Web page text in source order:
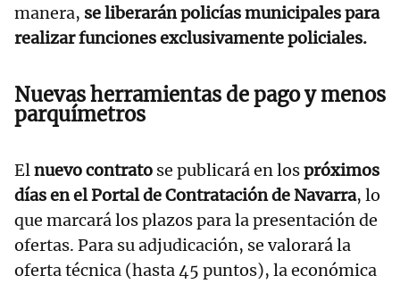
manera, se liberarán policías municipales para
realizar funciones exclusivamente policiales.
Nuevas herramientas de pago y menos
parquímetros
Elnuevo contrato se publicará en lospróximos
días en el Portal de Contratación de Navarra, lo
que marcará los plazos para la presentación de
ofertas. Para su adjudicación, se valorará la
oferta técnica (hasta 45 puntos), la económica